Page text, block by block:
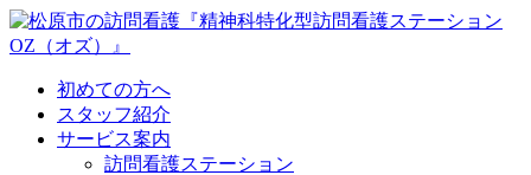
初めての方へ
スタッフ紹介
サービス案内
訪問看護ステーション